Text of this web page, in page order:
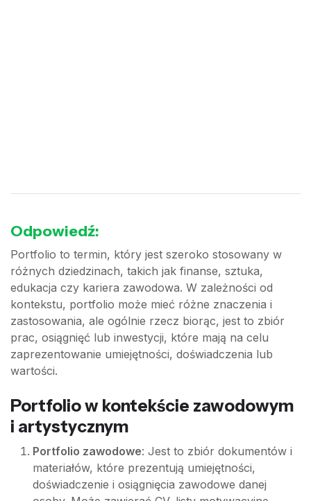
Odpowiedź:
Portfolio to termin, który jest szeroko stosowany w
różnych dziedzinach, takich jak finanse, sztuka,
edukacja czy kariera zawodowa. W zależności od
kontekstu, portfolio może mieć różne znaczenia i
zastosowania, ale ogólnie rzecz biorąc, jest to zbiór
prac, osiągnięć lub inwestycji, które mają na celu
zaprezentowanie umiejętności, doświadczenia lub
wartości.
Portfolio w kontekście zawodowym
i artystycznym
Portfolio zawodowe: Jest to zbiór dokumentów i
materiałów, które prezentują umiejętności,
doświadczenie i osiągnięcia zawodowe danej